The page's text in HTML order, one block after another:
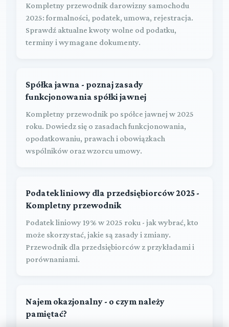
Kompletny przewodnik darowizny samochodu
2025: formalności, podatek, umowa, rejestracja.
Sprawdź aktualne kwoty wolne od podatku,
terminy i wymagane dokumenty.
Spółka jawna - poznaj zasady
funkcjonowania spółki jawnej
Kompletny przewodnik po spółce jawnej w 2025
roku. Dowiedz się o zasadach funkcjonowania,
opodatkowaniu, prawach i obowiązkach
wspólników oraz wzorcu umowy.
Podatek liniowy dla przedsiębiorców 2025 -
Kompletny przewodnik
Podatek liniowy 19% w 2025 roku - jak wybrać, kto
może skorzystać, jakie są zasady i zmiany.
Przewodnik dla przedsiębiorców z przykładami i
porównaniami.
Najem okazjonalny - o czym należy
pamiętać?